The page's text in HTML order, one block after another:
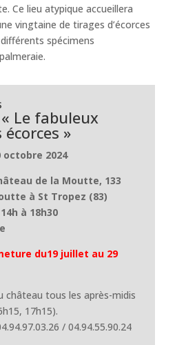
Ce lieu atypique accueillera
vingtaine de tirages d’écorces
spécimens
Le fabuleux
»
octobre 2024
de la Moutte, 133
à St Tropez (83)
à 18h30
du19 juillet au 29
château tous les après-midis
17h15).
/ 04.94.55.90.24